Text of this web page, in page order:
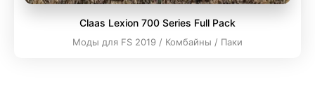
Claas Lexion 700 Series Full Pack
Моды для FS 2019 / Комбайны / Паки